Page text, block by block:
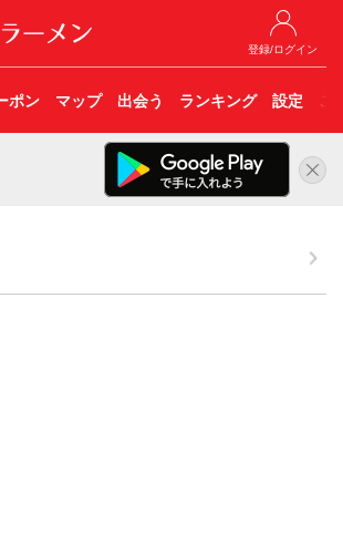
登録/ログイン
ポン マップ 出会う ランキング 設定 こ